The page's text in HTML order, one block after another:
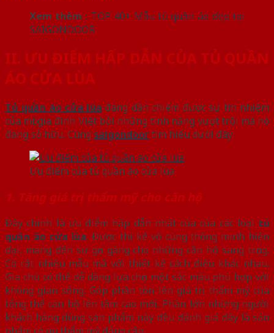
Xem thêm : TOP 40+ Mẫu tủ quần áo đẹp tại
SAIGONDOOR
II. ƯU ĐIỂM HẤP DẪN CỦA TỦ QUẦN
ÁO CỬA LÙA
Tủ quần áo cửa lùa đang dần chiếm được sự tín nhiệm
của mọi gia đình Việt bởi những tính năng vượt trội mà nó
đang sở hữu. Cùng saigondoortìm hiểu dưới đây:
Ưu điểm của tủ quần áo cửa lùa
1. Tăng giá trị thẩm mỹ cho căn hộ
Đây chính là ưu điểm hấp dẫn nhất của của các loại tủ
quần áo cửa lùa. Được thi kế vô cùng thông minh hiện
đại, mang đến sự gọn gàng cho những căn hộ sang trọng.
Có rất nhiều mẫu mã với thiết kế cách điệu khác nhau.
Gia chủ có thể dễ dàng lựa chọn một sắc màu phù hợp với
không gian sống. Góp phần tôn lên giá trị thẩm mỹ của
tổng thể căn hộ lên tầm cao mới. Phần lớn những người
khách hàng dùng sản phẩm này đều đánh giá đây là sản